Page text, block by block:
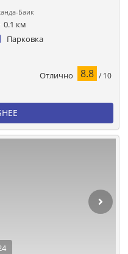
Баик
0.1 км
Парковка
Отлично 8.8 / 10